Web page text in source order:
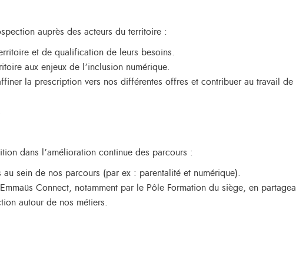
auprès des acteurs du territoire :
et de qualification de leurs besoins.
aux enjeux de l’inclusion numérique.
la prescription vers nos différentes offres et contribuer au travail de
dans l’amélioration continue des parcours :
sein de nos parcours (par ex : parentalité et numérique).
Connect, notamment par le Pôle Formation du siège, en
autour de nos métiers.